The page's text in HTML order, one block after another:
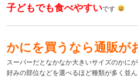
子どもでも食べやすいです
かにを買うなら通販が
スーパーだとなかなか大きいサイズのかに
好みの部位などを選べるほど種類が多く並